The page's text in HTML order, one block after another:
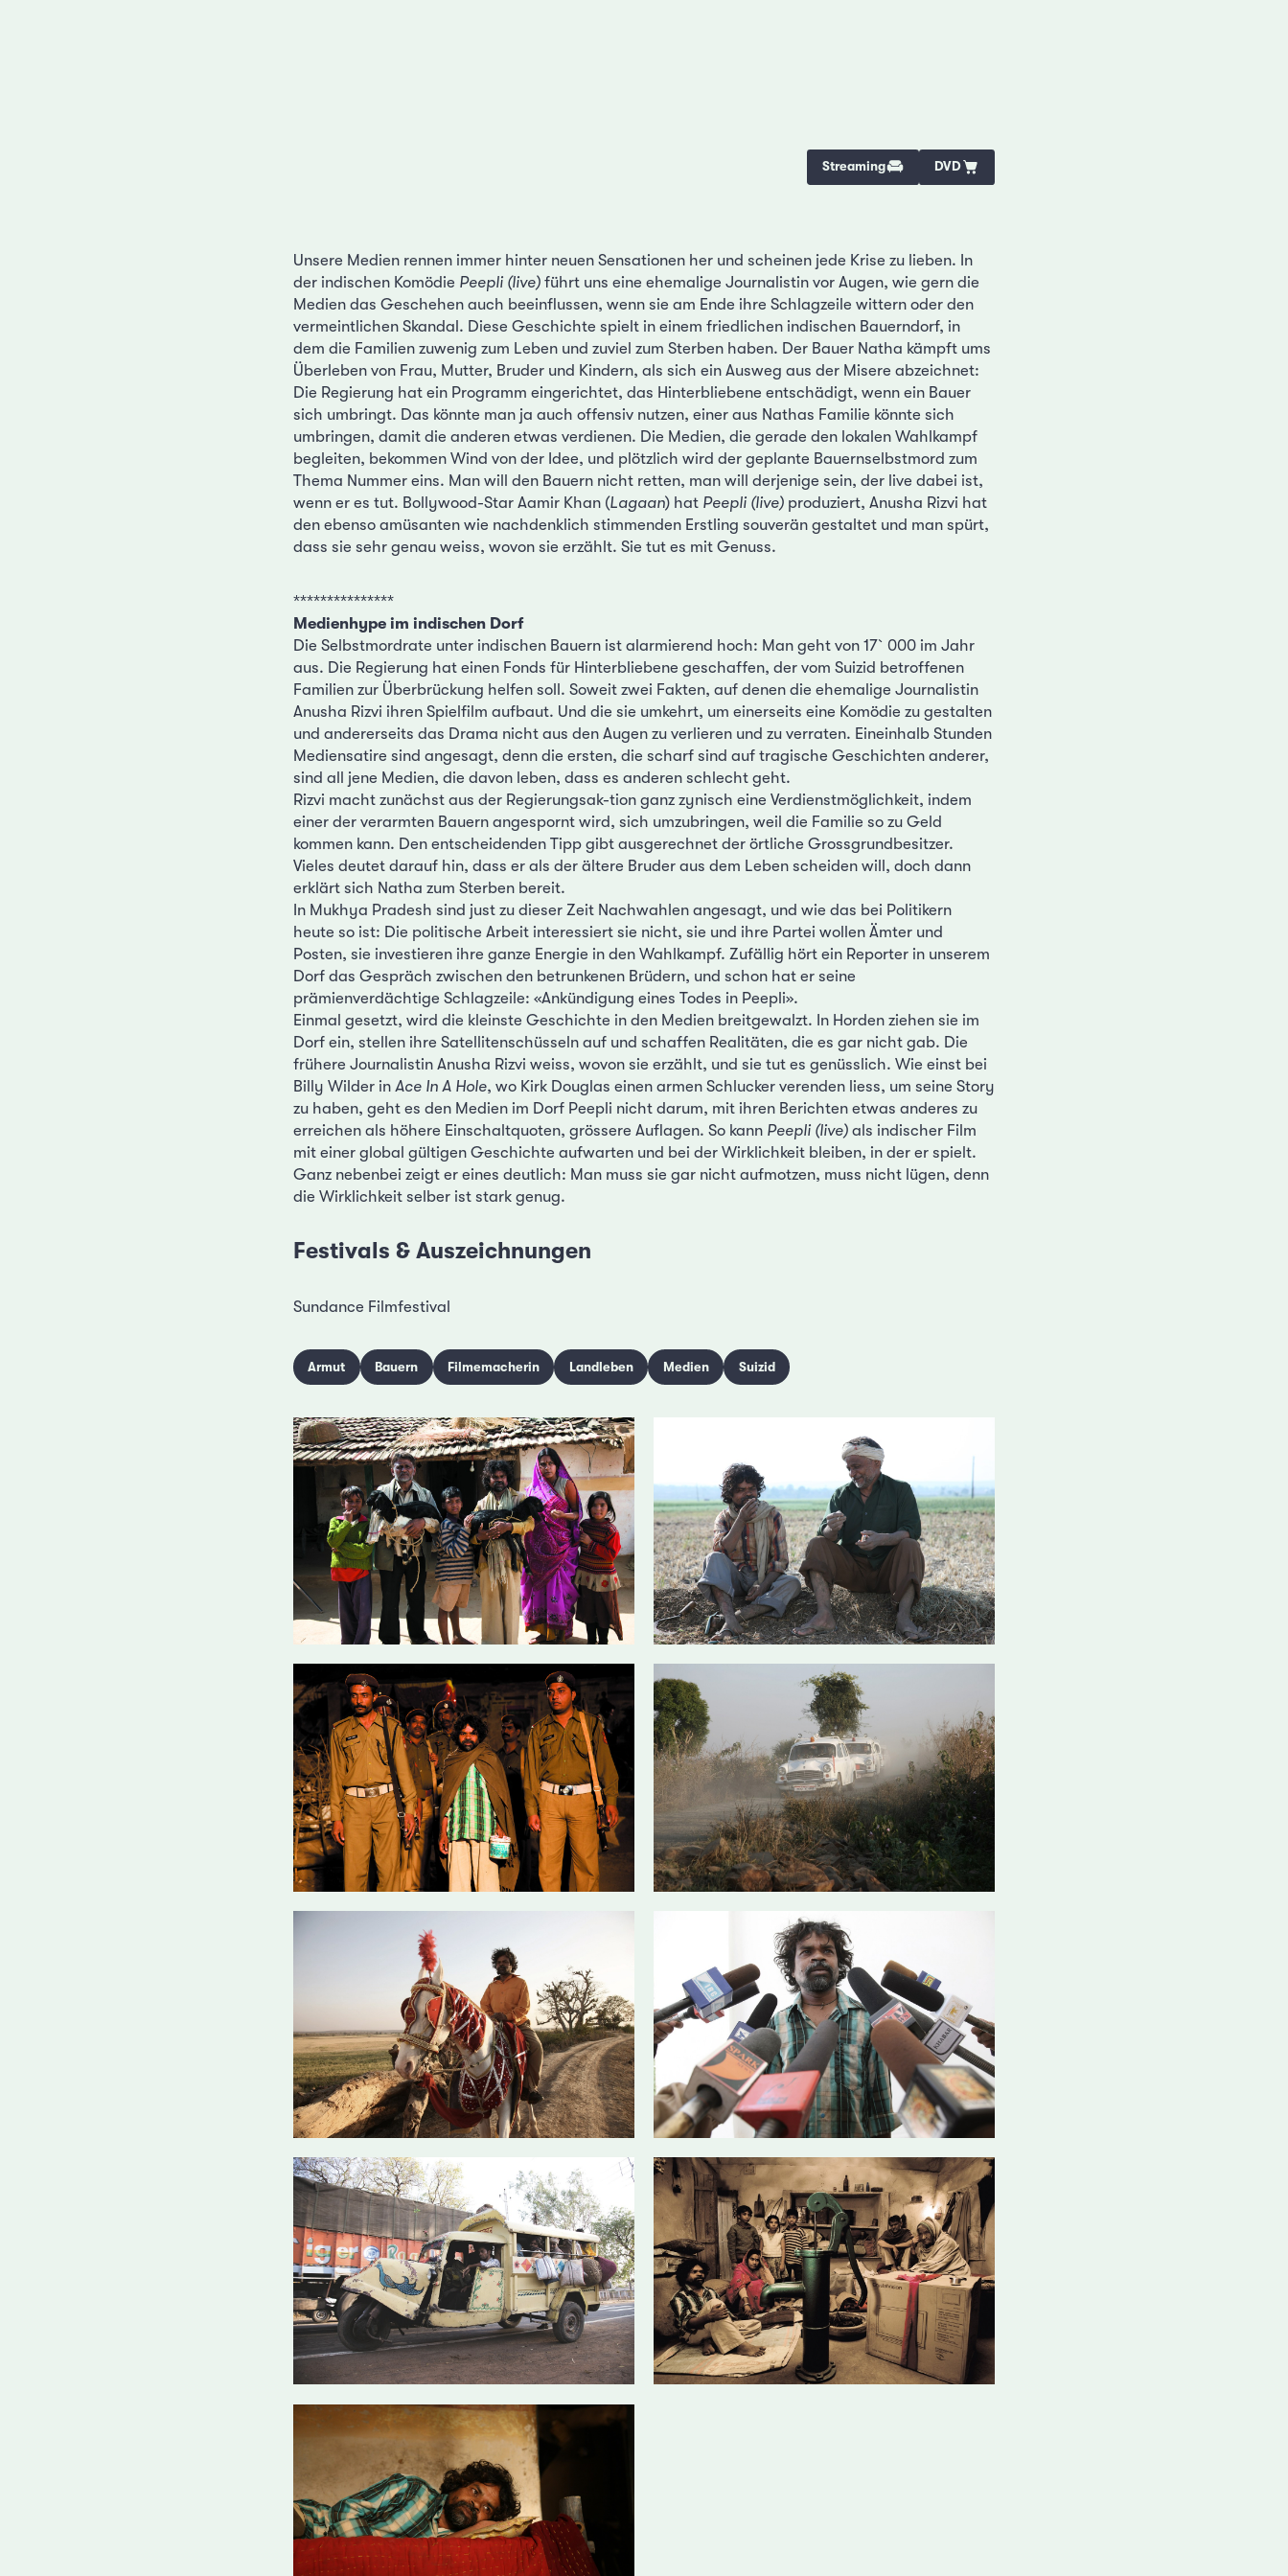
Streaming DVD
Unsere Medien rennen immer hinter neuen Sensationen her und scheinen jede Krise zu lieben. In
der indischen Komödie Peepli (live)führt uns eine ehemalige Journalistin vor Augen, wie gern die
Medien das Geschehen auch beeinflussen, wenn sie am Ende ihre Schlagzeile wittern oder den
vermeintlichen Skandal. Diese Geschichte spielt in einem friedlichen indischen Bauerndorf, in
dem die Familien zuwenig zum Leben und zuviel zum Sterben haben. Der Bauer Natha kämpft ums
Überleben von Frau, Mutter, Bruder und Kindern, als sich ein Ausweg aus der Misere abzeichnet:
Die Regierung hat ein Programm eingerichtet, das Hinterbliebene entschädigt, wenn ein Bauer
sich umbringt. Das könnte man ja auch offensiv nutzen, einer aus Nathas Familie könnte sich
umbringen, damit die anderen etwas verdienen. Die Medien, die gerade den lokalen Wahlkampf
begleiten, bekommen Wind von der Idee, und plötzlich wird der geplante Bauernselbstmord zum
Thema Nummer eins. Man will den Bauern nicht retten, man will derjenige sein, der live dabei ist,
wenn er es tut. Bollywood-Star Aamir Khan (Lagaan) hat Peepli (live)produziert, Anusha Rizvi hat
den ebenso amüsanten wie nachdenklich stimmenden Erstling souverän gestaltet und man spürt,
dass sie sehr genau weiss, wovon sie erzählt. Sie tut es mit Genuss.
***************
Medienhype im indischen Dorf
Die Selbstmordrate unter indischen Bauern ist alarmierend hoch: Man geht von 17`000 im Jahr
aus. Die Regierung hat einen Fonds für Hinterbliebene geschaffen, der vom Suizid betroffenen
Familien zur Überbrückung helfen soll. Soweit zwei Fakten, auf denen die ehemalige Journalistin
Anusha Rizvi ihren Spielfilm aufbaut. Und die sie umkehrt, um einerseits eine Komödie zu gestalten
und andererseits das Drama nicht aus den Augen zu verlieren und zu verraten. Eineinhalb Stunden
Mediensatire sind angesagt, denn die ersten, die scharf sind auf tragische Geschichten anderer,
sind all jene Medien, die davon leben, dass es anderen schlecht geht.
Rizvi macht zunächst aus der Regierungsak-tion ganz zynisch eine Verdienstmöglichkeit, indem
einer der verarmten Bauern angespornt wird, sich umzubringen, weil die Familie so zu Geld
kommen kann. Den entscheidenden Tipp gibt ausgerechnet der örtliche Grossgrundbesitzer.
Vieles deutet darauf hin, dass er als der ältere Bruder aus dem Leben scheiden will, doch dann
erklärt sich Natha zum Sterben bereit.
In Mukhya Pradesh sind just zu dieser Zeit Nachwahlen angesagt, und wie das bei Politikern
heute so ist: Die politische Arbeit interessiert sie nicht, sie und ihre Partei wollen Ämter und
Posten, sie investieren ihre ganze Energie in den Wahlkampf. Zufällig hört ein Reporter in unserem
Dorf das Gespräch zwischen den betrunkenen Brüdern, und schon hat er seine
prämienverdächtige Schlagzeile: «Ankündigung eines Todes in Peepli».
Einmal gesetzt, wird die kleinste Geschichte in den Medien breitgewalzt. In Horden ziehen sie im
Dorf ein, stellen ihre Satellitenschüsseln auf und schaffen Realitäten, die es gar nicht gab. Die
frühere Journalistin Anusha Rizvi weiss, wovon sie erzählt, und sie tut es genüsslich. Wie einst bei
Billy Wilder in Ace In A Hole, wo Kirk Douglas einen armen Schlucker verenden liess, um seine Story
zu haben, geht es den Medien im Dorf Peepli nicht darum, mit ihren Berichten etwas anderes zu
erreichen als höhere Einschaltquoten, grössere Auflagen. So kann Peepli (live)als indischer Film
mit einer global gültigen Geschichte aufwarten und bei der Wirklichkeit bleiben, in der er spielt.
Ganz nebenbei zeigt er eines deutlich: Man muss sie gar nicht aufmotzen, muss nicht lügen, denn
die Wirklichkeit selber ist stark genug.
Festivals & Auszeichnungen
Sundance Filmfestival
Armut Bauern Filmemacherin Landleben Medien Suizid